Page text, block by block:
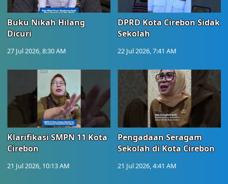
Buku Nikah Hilang
Dicuri
27 Jul 2026, 8:30 AM
DPRD Kota Cirebon Sidak
Sekolah
22 Jul 2026, 7:41 AM
Klarifikasi SMPN 11 Kota
Cirebon
21 Jul 2026, 10:13 AM
Pengadaan Seragam
Sekolah di Kota Cirebon
21 Jul 2026, 4:41 AM